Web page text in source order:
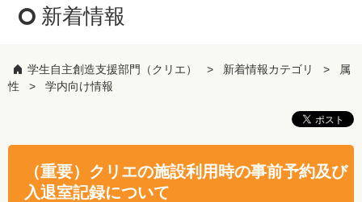
新着情報
学生自主創造支援部門（クリエ） 新着情報カテゴリ
属
性
学内向け情報
（重要）クリエの施設利用時の事前予約及び
入退室記録について